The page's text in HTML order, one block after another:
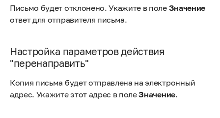
Письмо будет отклонено. Укажите в поле Значение
ответ для отправителя письма.
Настройка параметров действия
"перенаправить"
Копия письма будет отправлена на электронный
адрес. Укажите этот адрес в полеЗначение.